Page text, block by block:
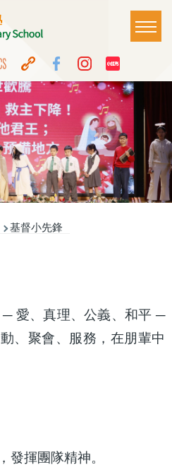
Top
Media
Icon
Button
Language
Main
基督小先鋒
愛、真理、公義、和平 ─
、聚會、服務，在朋輩中
發揮團隊精神。